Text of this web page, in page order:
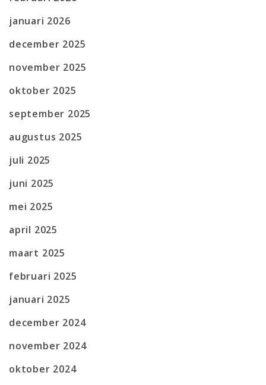
januari 2026
december 2025
november 2025
oktober 2025
september 2025
augustus 2025
juli 2025
juni 2025
mei 2025
april 2025
maart 2025
februari 2025
januari 2025
december 2024
november 2024
oktober 2024